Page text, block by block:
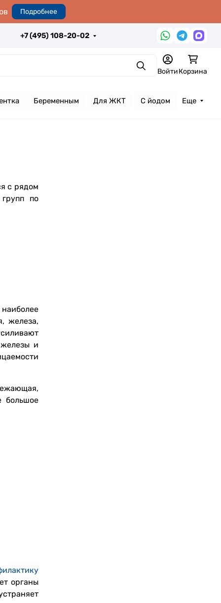
Подробнее
+7 (495) 108-20-02
ПоискВойтиКорзина
Беременным Для ЖКТ С йодом Еще
с рядом
по
железа,
и
большое
органы